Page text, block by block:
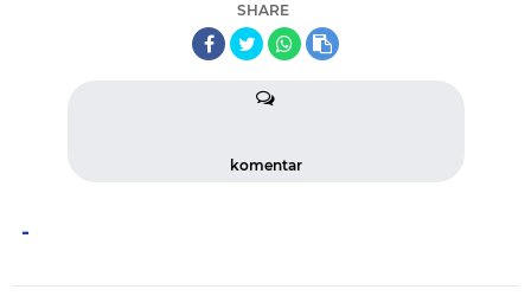
SHARE
komentar
-